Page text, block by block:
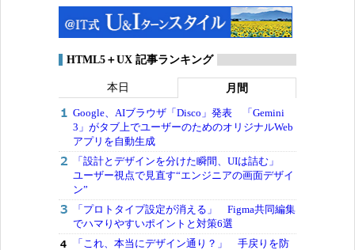
HTML5＋UX 記事ランキング
本日 月間
Google、AIブラウザ「Disco」発表 「Gemini
3」がタブ上でユーザーのためのオリジナルWeb
アプリを自動生成
「設計とデザインを分けた瞬間、UIは詰む」
ユーザー視点で見直す“エンジニアの画面デザイ
ン”
「プロトタイプ設定が消える」 Figma共同編集
でハマりやすいポイントと対策6選
「これ、本当にデザイン通り？」 手戻りを防